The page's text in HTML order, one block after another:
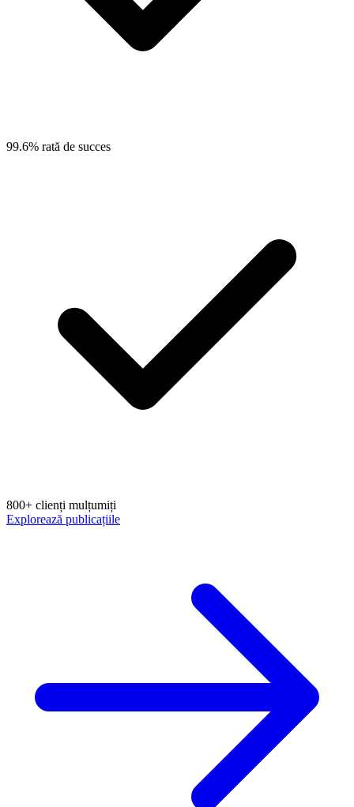
99.6% rată de succes
800+ clienți mulțumiți
Explorează publicațiile